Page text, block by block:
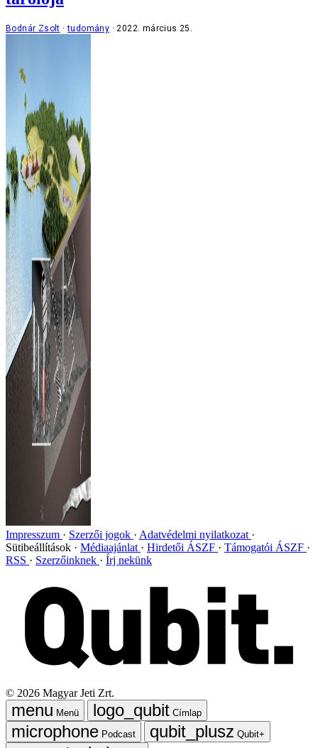
Bodnár Zsolt tudomány 2022. március 25.
Impresszum Szerzői jogok
Adatvédelmi nyilatkozat
Sütibeállítások
Médiaajánlat Hirdetői ÁSZF
Támogatói ÁSZF
RSS
Szerzőinknek Írj nekünk
© 2026 Magyar Jeti Zrt.
Menü
Címlap
Podcast
Qubit+